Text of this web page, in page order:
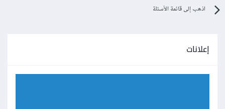
اذهب إلى قائمة الأسئلة
إعلانات